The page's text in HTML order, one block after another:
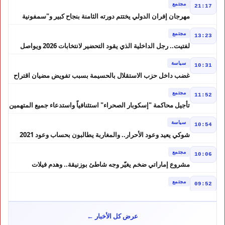
21:17 مجتمع
مهرجان إفران الدولي يختتم دورته الثامنة بنجاح كبير و"سمفونية
13:23 مجتمع
لفتيت.. رجل الداخلية الذي يقود التحضير لانتخابات 2026 ويواصل
10:31 سياسة
غضب داخل حزب الاستقلال بالحسيمة بسبب تفويض مضيان اقتراح
11:52 مجتمع
تأجيل محاكمة "إسكوبار الصحراء" استئنافياً واستدعاء جميع المتهمين
10:54 سياسة
شوكي يعيد وعود الأحرار.. والمغاربة يطالبون بحساب وعود 2021
10:06 مجتمع
مشروع إماراتي ضخم يغيّر وجه شاطئ بوزنيقة.. وهدم فيلات
09:52 مجتمع
الضحايا
عرض كل الأخبار ←